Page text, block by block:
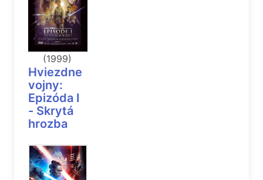
(1999)
Hviezdne
vojny:
Epizóda I
- Skrytá
hrozba